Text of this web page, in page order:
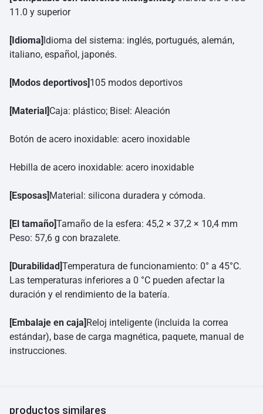
11.0 y superior
[Idioma]Idioma del sistema: inglés, portugués, alemán,
italiano, español, japonés.
[Modos deportivos]105 modos deportivos
[Material]Caja: plástico; Bisel: Aleación
Botón de acero inoxidable: acero inoxidable
Hebilla de acero inoxidable: acero inoxidable
[Esposas]Material: silicona duradera y cómoda.
[El tamaño]Tamaño de la esfera: 45,2 × 37,2 × 10,4 mm
Peso: 57,6 g con brazalete.
[Durabilidad]Temperatura de funcionamiento: 0° a 45°C.
Las temperaturas inferiores a 0 °C pueden afectar la
duración y el rendimiento de la batería.
[Embalaje en caja]Reloj inteligente (incluida la correa
estándar), base de carga magnética, paquete, manual de
instrucciones.
productos similares